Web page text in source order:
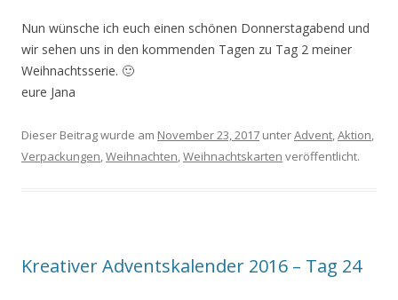
Nun wünsche ich euch einen schönen Donnerstagabend und
wir sehen uns in den kommenden Tagen zu Tag 2 meiner
Weihnachtsserie. 🙂
eure Jana
Dieser Beitrag wurde am November 23, 2017 unterAdvent,Aktion,
Verpackungen,Weihnachten,Weihnachtskarten veröffentlicht.
Kreativer Adventskalender 2016 – Tag 24